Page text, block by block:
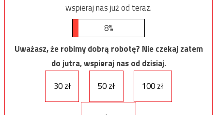
wspieraj nas już od teraz.
8%
Uważasz, że robimy dobrą robotę? Nie czekaj zatem
do jutra, wspieraj nas od dzisiaj.
30 zł
50 zł 100 zł